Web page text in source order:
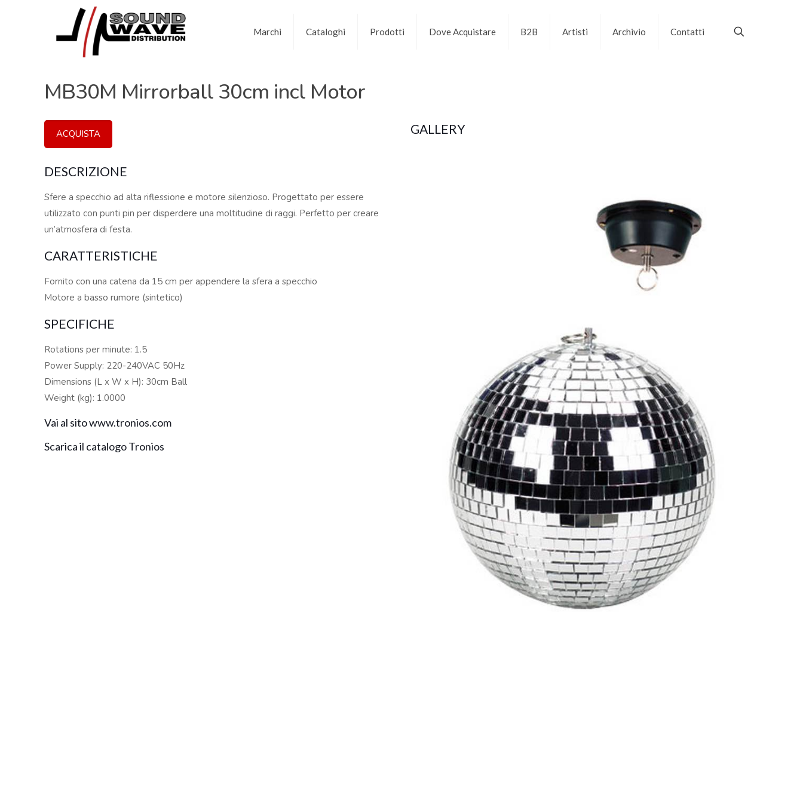
Marchi Cataloghi Prodotti Dove Acquistare B2B Artisti Archivio Contatti
MB30M Mirrorball 30cm incl Motor
ACQUISTA
DESCRIZIONE
Sfere a specchio ad alta riflessione e motore silenzioso. Progettato per essere
utilizzato con punti pin per disperdere una moltitudine di raggi. Perfetto per creare
un’atmosfera di festa.
CARATTERISTICHE
Fornito con una catena da 15 cm per appendere la sfera a specchio
Motore a basso rumore (sintetico)
SPECIFICHE
Rotations per minute: 1.5
Power Supply: 220-240VAC 50Hz
Dimensions (L x W x H): 30cm Ball
Weight (kg): 1.0000
Vai al sito www.tronios.com
Scarica il catalogo Tronios
GALLERY
| Tutti i marchi, i prodotti e i nomi presentati in questo sito sono registrati dai legittimi
proprietari. Nomi e caratteristiche sono citati solamente al fine descrittivo e possono variare senza obbligo di preavviso, quindi riferirsi sempre ai siti web dei rispettivi